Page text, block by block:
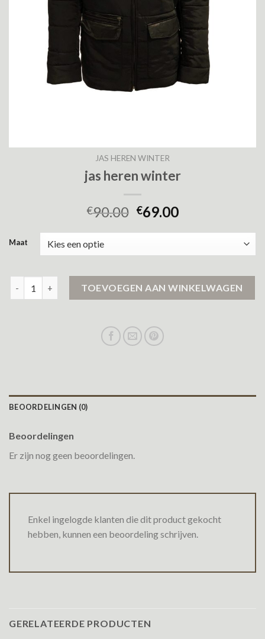
JAS HEREN WINTER
jas heren winter
€90.00 €69.00
Maat
TOEVOEGEN AAN WINKELWAGEN
BEOORDELINGEN (0)
Beoordelingen
Er zijn nog geen beoordelingen.
Enkel ingelogde klanten die dit product gekocht
hebben, kunnen een beoordeling schrijven.
GERELATEERDE PRODUCTEN